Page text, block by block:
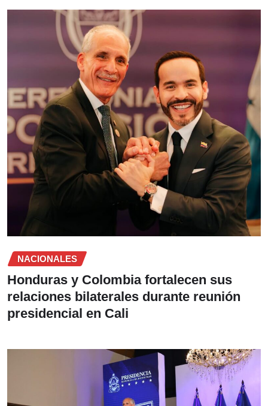
NACIONALES
Honduras y Colombia fortalecen sus
relaciones bilaterales durante reunión
presidencial en Cali